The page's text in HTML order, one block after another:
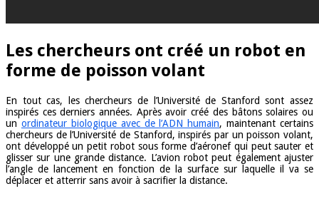
Les chercheurs ont créé un robot en
forme de poisson volant
En tout cas, les chercheurs de l’Université de Stanford sont assez
inspirés ces derniers années. Après avoir créé des bâtons solaires ou
un ordinateur biologique avec de l’ADN humain, maintenant certains
chercheurs de l’Université de Stanford, inspirés par un poisson volant,
ont développé un petit robot sous forme d’aéronef qui peut sauter et
glisser sur une grande distance. L’avion robot peut également ajuster
l’angle de lancement en fonction de la surface sur laquelle il va se
déplacer et atterrir sans avoir à sacrifier la distance.